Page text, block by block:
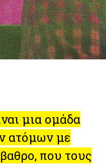
μια ομάδα
ατόμων με
που τους